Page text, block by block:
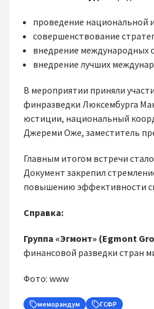
проведение национальной
совершенствование
внедрение международных
внедрение лучших
В мероприятии приняли
финразведки Люксембурга
юстиции, национальный
Джереми Оже, заместитель
Главным итогом встречи
Документ закрепил
повышению эффективности
Справка:
Группа «Эгмонт» (Egmont
финансовой разведки стран
Фото: www
меморандум ГСФР